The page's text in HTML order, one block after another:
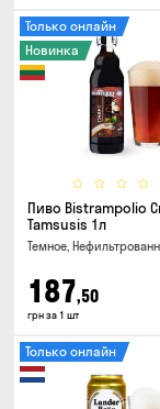
Только онлайн
Новинка
Пиво Bistrampolio
Tamsusis 1л
Темное,
187,50
грн за 1 шт
Только онлайн